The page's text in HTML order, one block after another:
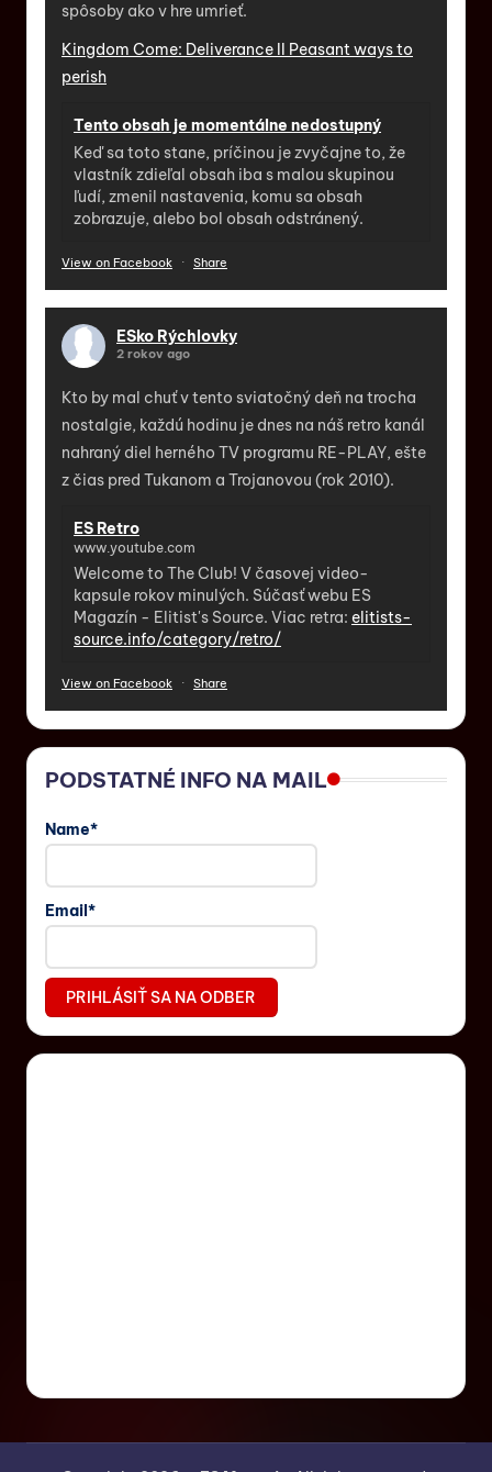
spôsoby ako v hre umrieť.
Kingdom Come: Deliverance II Peasant ways to
perish
Tento obsah je momentálne nedostupný
Keď sa toto stane, príčinou je zvyčajne to, že
vlastník zdieľal obsah iba s malou skupinou
ľudí, zmenil nastavenia, komu sa obsah
zobrazuje, alebo bol obsah odstránený.
View on Facebook · Share
ESko Rýchlovky
2 rokov ago
Kto by mal chuť v tento sviatočný deň na trocha
nostalgie, každú hodinu je dnes na náš retro kanál
nahraný diel herného TV programu RE-PLAY, ešte
z čias pred Tukanom a Trojanovou (rok 2010).
ES Retro
www.youtube.com
Welcome to The Club! V časovej video-
kapsule rokov minulých. Súčasť webu ES
Magazín - Elitist's Source. Viac retra: elitists-
source.info/category/retro/
View on Facebook · Share
PODSTATNÉ INFO NA MAIL
Name*
Email*